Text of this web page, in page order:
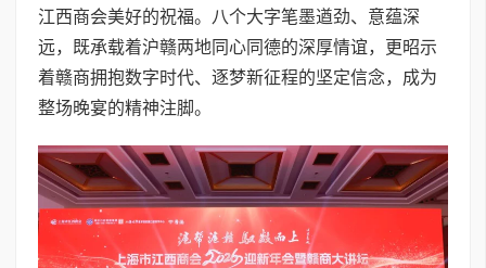
江西商会美好的祝福。八个大字笔墨遒劲、意蕴深
远，既承载着沪赣两地同心同德的深厚情谊，更昭示
着赣商拥抱数字时代、逐梦新征程的坚定信念，成为
整场晚宴的精神注脚。